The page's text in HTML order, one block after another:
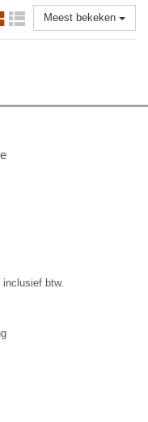
Meest bekeken
inclusief btw.